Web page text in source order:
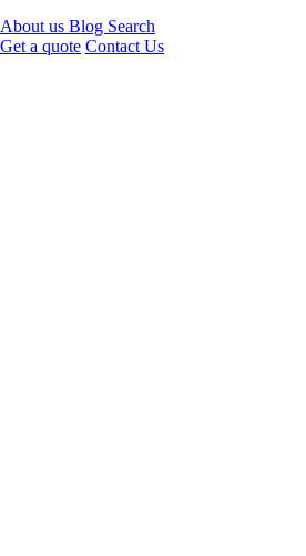
About us Blog Search
Get a quote Contact Us